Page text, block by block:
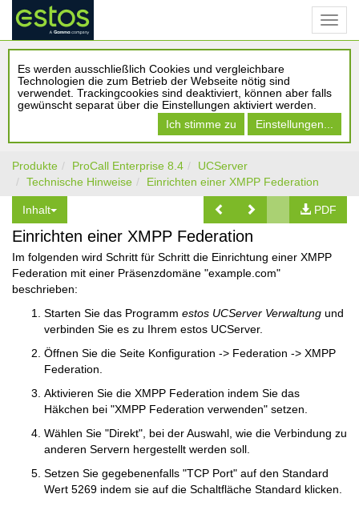
Es werden ausschließlich Cookies und vergleichbare
Technologien die zum Betrieb der Webseite nötig sind
verwendet. Trackingcookies sind deaktiviert, können aber falls
gewünscht separat über die Einstellungen aktiviert werden.
Ich stimme zu
Einstellungen...
Produkte ProCall Enterprise 8.4
UCServer
Technische Hinweise
Einrichten einer XMPP Federation
Inhalt PDF
Einrichten einer XMPP Federation
Im folgenden wird Schritt für Schritt die Einrichtung einer XMPP
Federation mit einer Präsenzdomäne "example.com"
beschrieben:
Starten Sie das Programm estos UCServer Verwaltung und
verbinden Sie es zu Ihrem estos UCServer.
Öffnen Sie die Seite Konfiguration -> Federation -> XMPP
Federation.
Aktivieren Sie die XMPP Federation indem Sie das
Häkchen bei "XMPP Federation verwenden" setzen.
Wählen Sie "Direkt", bei der Auswahl, wie die Verbindung zu
anderen Servern hergestellt werden soll.
Setzen Sie gegebenenfalls "TCP Port" auf den Standard
Wert 5269 indem sie auf die Schaltfläche Standard klicken.